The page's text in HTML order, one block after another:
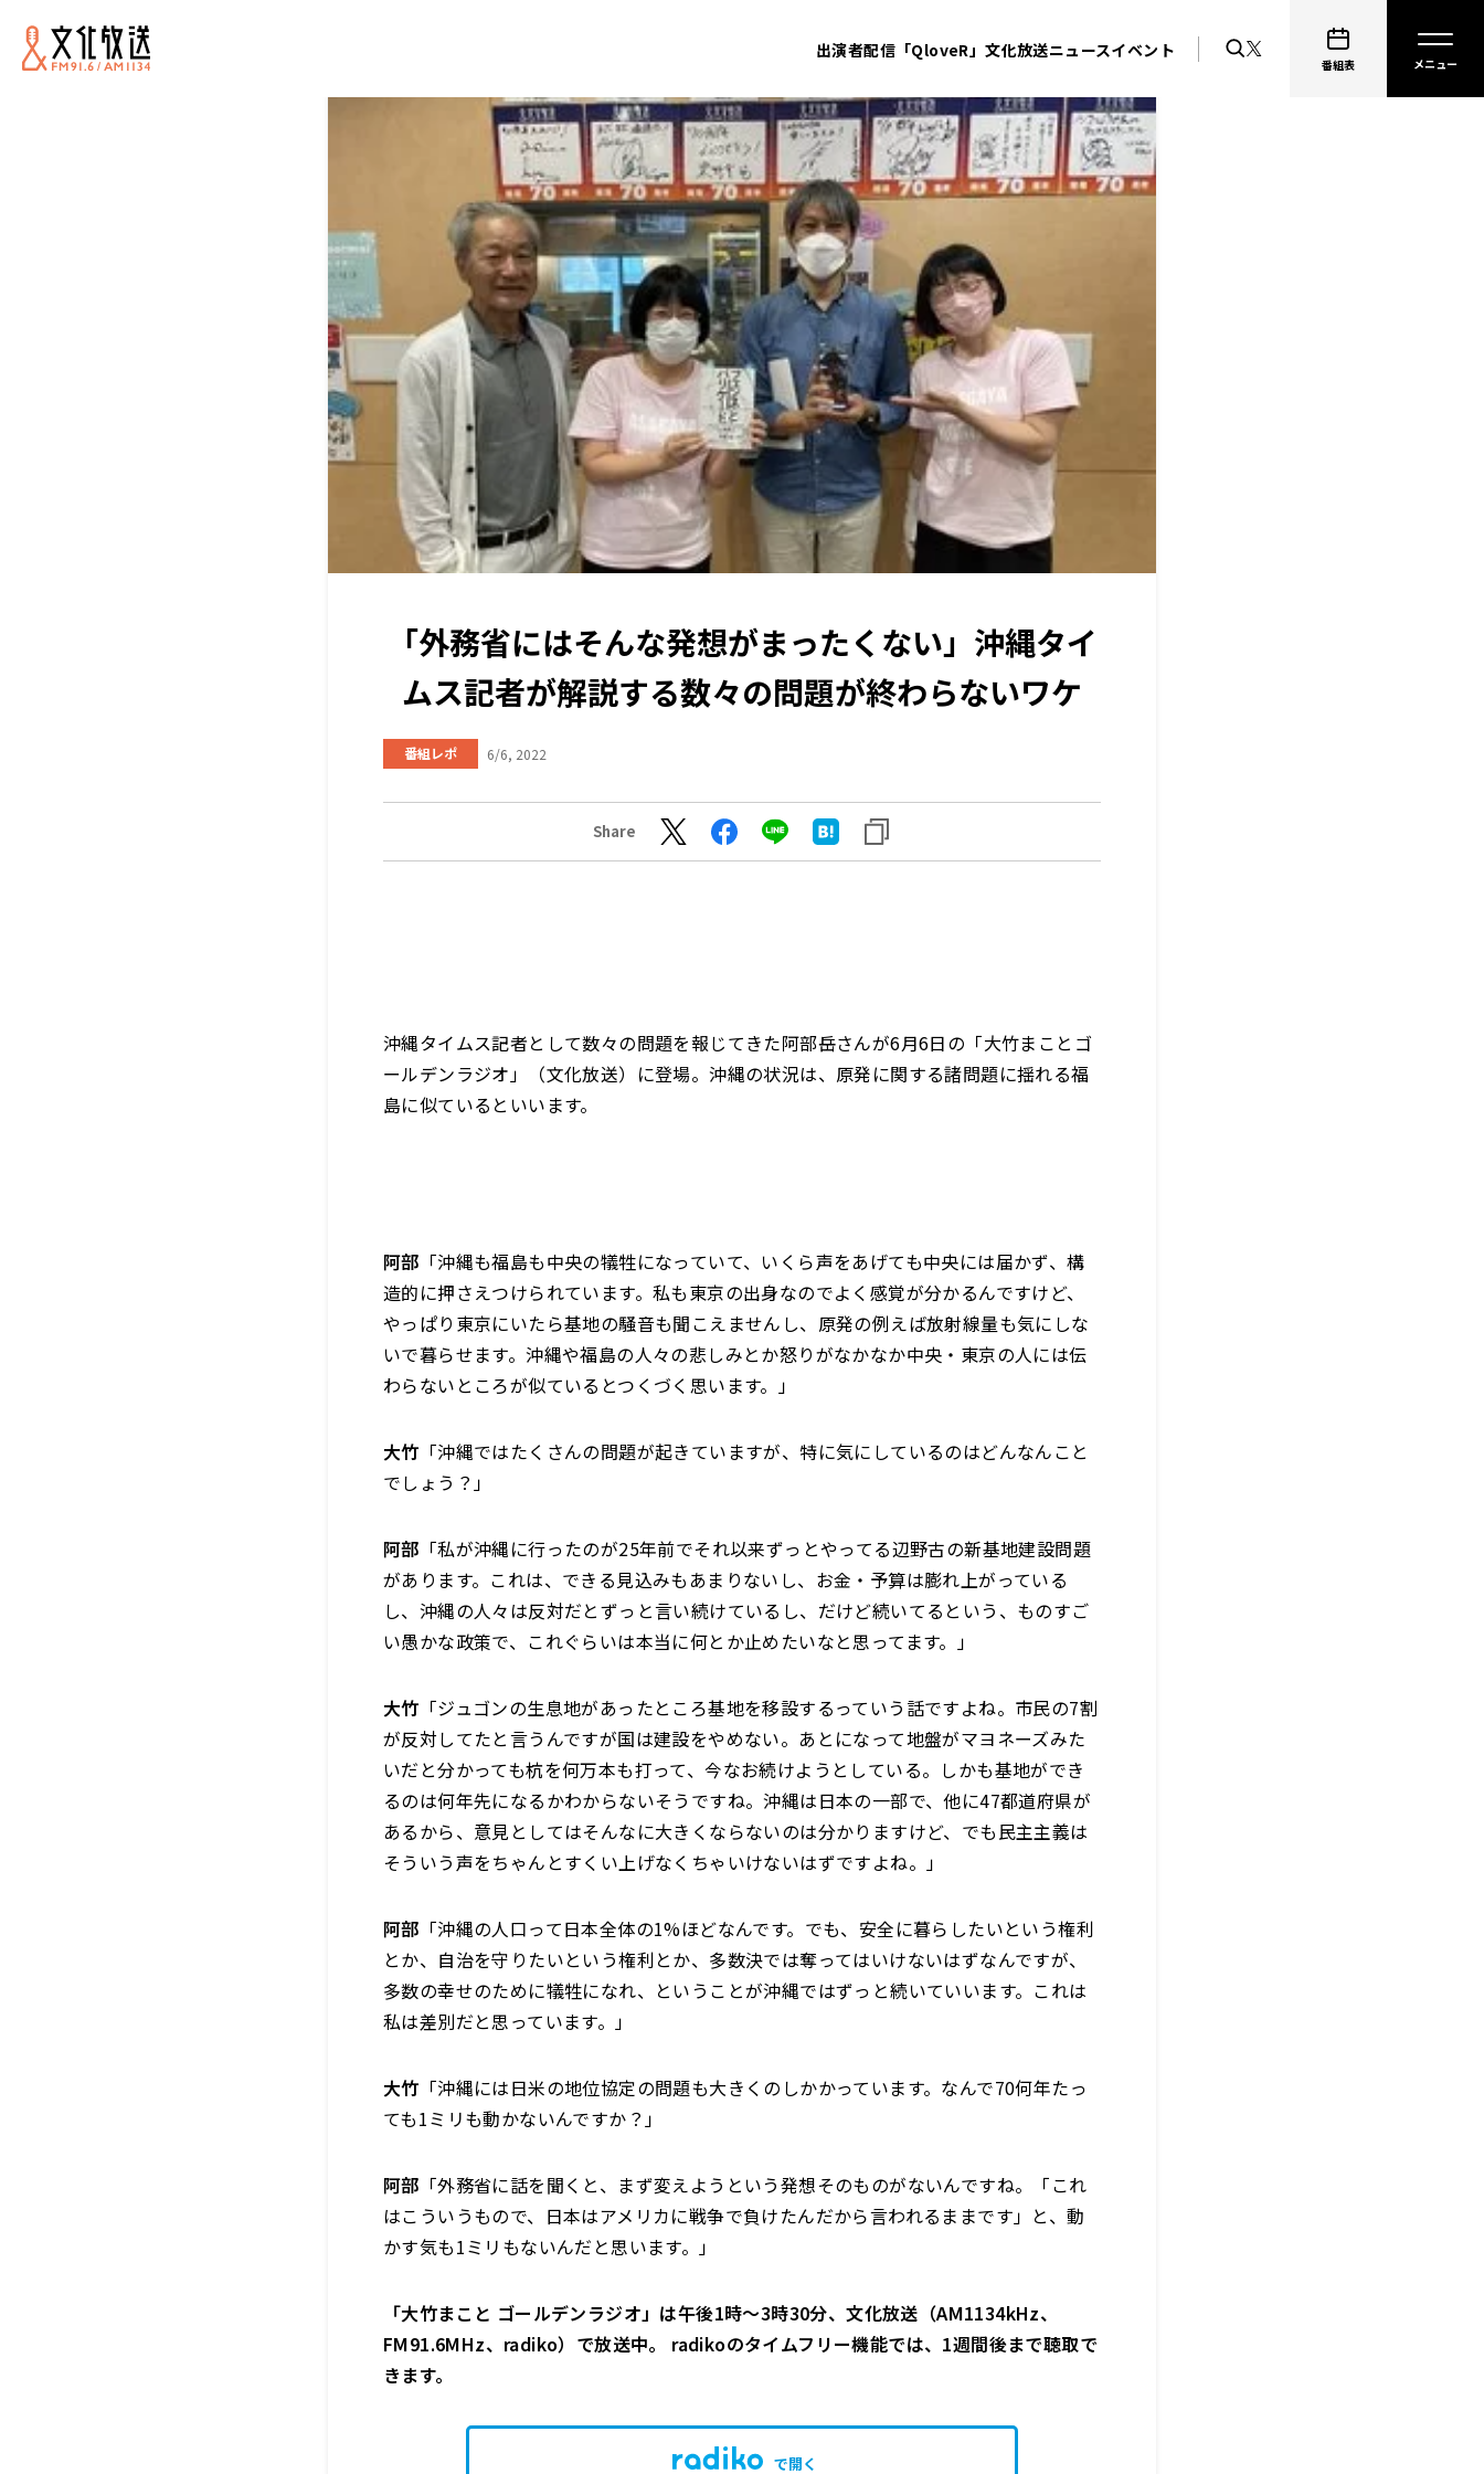
出演者配信「QloveR」文化放送ニュースイベント
番組表
「外務省にはそんな発想がまったくない」沖縄タイ
ムス記者が解説する数々の問題が終わらないワケ
番組レポ 6/6, 2022
Share
沖縄タイムス記者として数々の問題を報じてきた阿部岳さんが6月6日の「大竹まことゴ
ールデンラジオ」（文化放送）に登場。沖縄の状況は、原発に関する諸問題に揺れる福
島に似ているといいます。
阿部 「沖縄も福島も中央の犠牲になっていて、いくら声をあげても中央には届かず、構
造的に押さえつけられています。私も東京の出身なのでよく感覚が分かるんですけど、
やっぱり東京にいたら基地の騒音も聞こえませんし、原発の例えば放射線量も気にしな
いで暮らせます。沖縄や福島の人々の悲しみとか怒りがなかなか中央・東京の人には伝
わらないところが似ているとつくづく思います。」
大竹 「沖縄ではたくさんの問題が起きていますが、特に気にしているのはどんなんこと
でしょう？」
阿部 「私が沖縄に行ったのが25年前でそれ以来ずっとやってる辺野古の新基地建設問題
があります。これは、できる見込みもあまりないし、お金・予算は膨れ上がっている
し、沖縄の人々は反対だとずっと言い続けているし、だけど続いてるという、ものすご
い愚かな政策で、これぐらいは本当に何とか止めたいなと思ってます。」
大竹 「ジュゴンの生息地があったところ基地を移設するっていう話ですよね。市民の7割
が反対してたと言うんですが国は建設をやめない。あとになって地盤がマヨネーズみた
いだと分かっても杭を何万本も打って、今なお続けようとしている。しかも基地ができ
るのは何年先になるかわからないそうですね。沖縄は日本の一部で、他に47都道府県が
あるから、意見としてはそんなに大きくならないのは分かりますけど、でも民主主義は
そういう声をちゃんとすくい上げなくちゃいけないはずですよね。」
阿部 「沖縄の人口って日本全体の1%ほどなんです。でも、安全に暮らしたいという権利
とか、自治を守りたいという権利とか、多数決では奪ってはいけないはずなんですが、
多数の幸せのために犠牲になれ、ということが沖縄ではずっと続いていいます。これは
私は差別だと思っています。」
大竹 「沖縄には日米の地位協定の問題も大きくのしかかっています。なんで70何年たっ
ても1ミリも動かないんですか？」
阿部 「外務省に話を聞くと、まず変えようという発想そのものがないんですね。「これ
はこういうもので、日本はアメリカに戦争で負けたんだから言われるままです」と、動
かす気も1ミリもないんだと思います。」
「大竹まこと ゴールデンラジオ」は午後1時～3時30分、文化放送（AM1134kHz、
FM91.6MHz、radiko）で放送中。 radikoのタイムフリー機能では、1週間後まで聴取で
きます。
で開く